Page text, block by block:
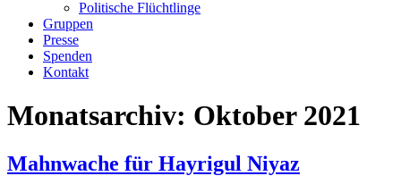
Politische Flüchtlinge
Gruppen
Presse
Spenden
Kontakt
Monatsarchiv: Oktober 2021
Mahnwache für Hayrigul Niyaz